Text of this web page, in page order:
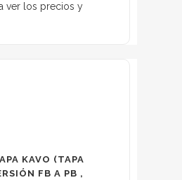
ver los precios y
KAVO (TAPA
FB A PB ,